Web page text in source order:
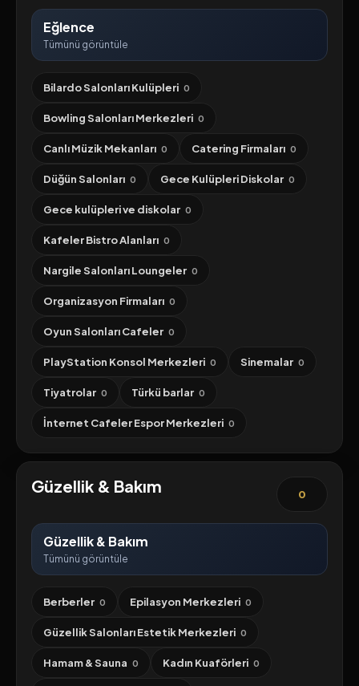
Eğlence
Tümünü görüntüle
Bilardo Salonları Kulüpleri 0
Bowling Salonları Merkezleri 0
Canlı Müzik Mekanları 0 Catering Firmaları 0
Düğün Salonları 0 Gece Kulüpleri Diskolar 0
Gece kulüpleri ve diskolar 0
Kafeler Bistro Alanları 0
Nargile Salonları Loungeler 0
Organizasyon Firmaları 0
Oyun Salonları Cafeler 0
PlayStation Konsol Merkezleri 0 Sinemalar 0
Tiyatrolar 0 Türkü barlar 0
İnternet Cafeler Espor Merkezleri 0
Güzellik & Bakım 0
Güzellik & Bakım
Tümünü görüntüle
Berberler 0 Epilasyon Merkezleri 0
Güzellik Salonları Estetik Merkezleri 0
Hamam & Sauna 0 Kadın Kuaförleri 0